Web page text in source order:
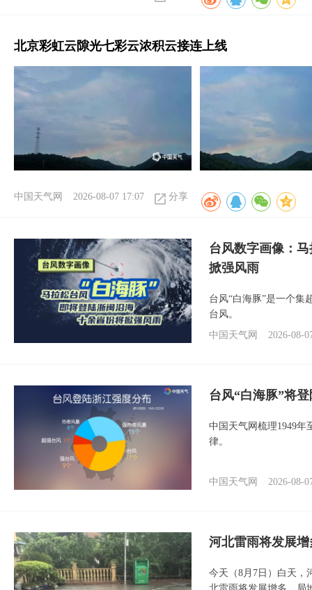
北京彩虹云隙光七彩云浓积云接连上线
中国天气网 2026-08-07 17:07 分享
台风数字画像：
掀强风雨
台风“白海豚”是一个集
台风。
中国天气网
2026-08-
台风“白海豚”将
中国天气网梳理1949年
律。
中国天气网 2026-08-
河北雷雨将发展
今天（8月7日）白天，